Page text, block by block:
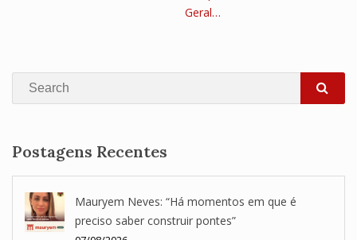
Geral…
Search
Postagens Recentes
Mauryem Neves: “Há momentos em que é
preciso saber construir pontes”